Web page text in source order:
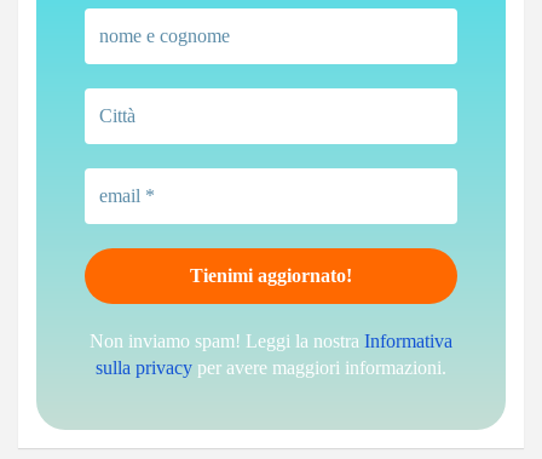
Non inviamo spam! Leggi la nostra Informativa
sulla privacy per avere maggiori informazioni.